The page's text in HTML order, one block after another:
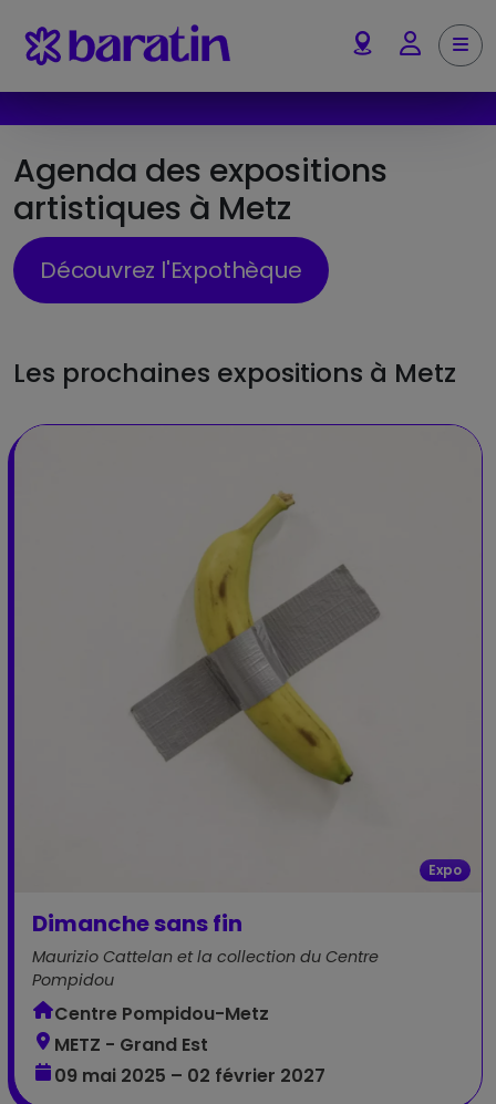
Account
Agenda des expositions
artistiques à Metz
Découvrez l'Expothèque
Les prochaines expositions à Metz
Expo
Dimanche sans fin
Maurizio Cattelan et la collection du Centre
Pompidou
Centre Pompidou-Metz
METZ - Grand Est
09 mai 2025 – 02 février 2027